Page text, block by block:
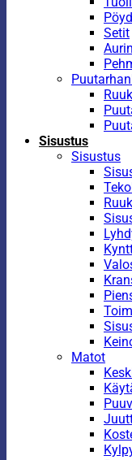
Setit
Sisustus
Sisustus
Matot